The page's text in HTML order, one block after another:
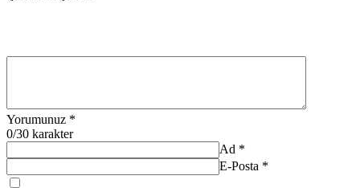
Yorumunuz *
0/30 karakter
Ad *
E-Posta *